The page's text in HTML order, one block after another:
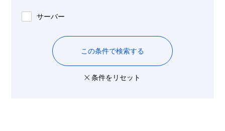
サーバー
この条件で検索する
条件をリセット